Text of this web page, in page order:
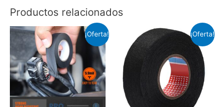
Productos relacionados
¡Oferta! ¡Oferta!